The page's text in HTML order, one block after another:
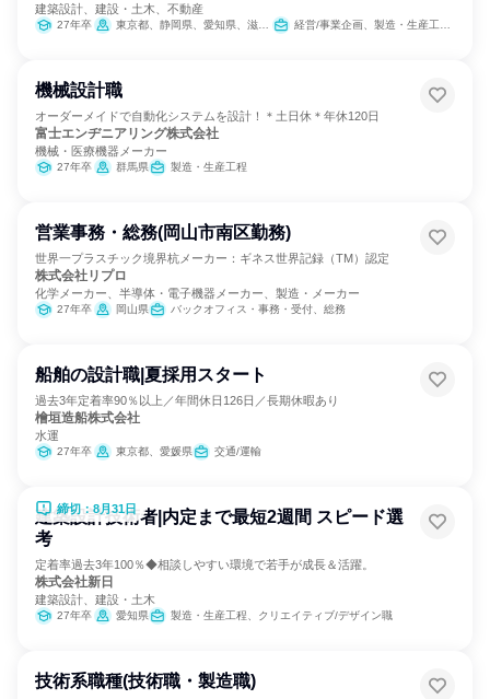
建築設計、建設・土木、不動産
27年卒 東京都、静岡県、愛知県、滋賀県、大阪府 経営/事業企画、製造・生産工程、建築/土木/プラント専門職
機械設計職
オーダーメイドで自動化システムを設計！＊土日休＊年休120日
富士エンヂニアリング株式会社
機械・医療機器メーカー
27年卒 群馬県 製造・生産工程
営業事務・総務(岡山市南区勤務)
世界一プラスチック境界杭メーカー：ギネス世界記録（TM）認定
株式会社リプロ
化学メーカー、半導体・電子機器メーカー、製造・メーカー
27年卒 岡山県 バックオフィス・事務・受付、総務
船舶の設計職|夏採用スタート
過去3年定着率90％以上／年間休日126日／長期休暇あり
檜垣造船株式会社
水運
27年卒 東京都、愛媛県 交通/運輸
締切：8月31日
建築設計技術者|内定まで最短2週間 スピード選
考
定着率過去3年100％◆相談しやすい環境で若手が成長＆活躍。
株式会社新日
建築設計、建設・土木
27年卒 愛知県 製造・生産工程、クリエイティブ/デザイン職
技術系職種(技術職・製造職)